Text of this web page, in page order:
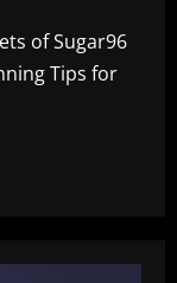
of Sugar96
Tips for